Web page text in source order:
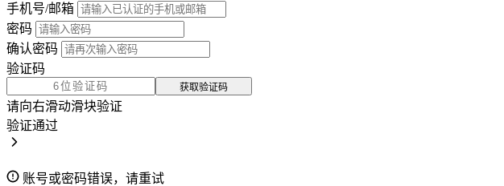
手机号/邮箱
密码
确认密码
验证码
获取验证码
请向右滑动滑块验证
验证通过
账号或密码错误，请重试